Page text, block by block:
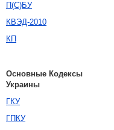
П(С)БУ
КВЭД-2010
КП
Основные Кодексы
Украины
ГКУ
ГПКУ